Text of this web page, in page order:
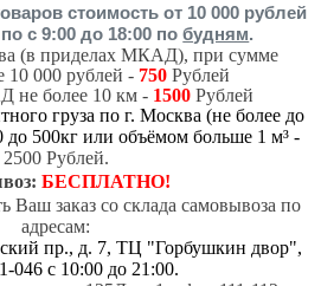
стоимость от 10 000 рублей
пос 9:00 до 18:00 побудням.
(в приделах МКАД), при сумме
10 000 рублей - 750 Рублей
не более 10 км - 1500 Рублей
груза по г. Москва (не более до
500кг или объёмом больше 1 м³ -
2500 Рублей.
БЕСПЛАТНО!
Ваш заказ со склада самовывоза по
адресам:
пр., д. 7, ТЦ "Горбушкин двор",
046 с 10:00 до 21:00.